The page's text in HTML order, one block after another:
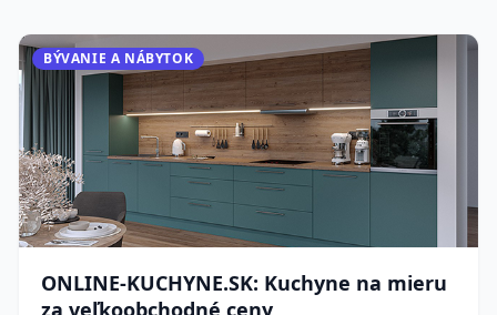
BÝVANIE A NÁBYTOK
ONLINE-KUCHYNE.SK: Kuchyne na mieru
za veľkoobchodné ceny